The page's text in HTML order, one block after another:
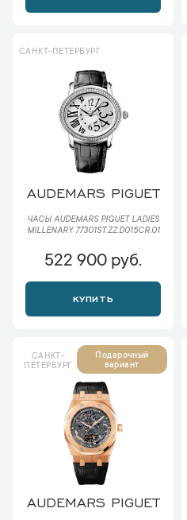
САНКТ-ПЕТЕРБУРГ
AUDEMARS PIGUET
ЧАСЫ AUDEMARS PIGUET LADIES
MILLENARY 77301ST.ZZ.D015CR.01
522 900 руб.
КУПИТЬ
САНКТ-
ПЕТЕРБУРГ
Подарочный
вариант
AUDEMARS PIGUET